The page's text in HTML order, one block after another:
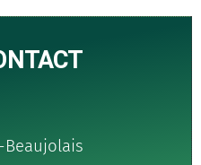
Beaujolais